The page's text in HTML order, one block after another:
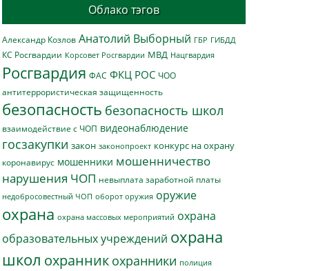
Облако тэгов
Александр Козлов Анатолий Выборный ГБР ГИБДД
КС Росгвардии Корсовет Росгвардии МВД Нацгвардия
Росгвардия ФАС ФКЦ РОС ЧОО
антитеррористическая защищенность
безопасность безопасность школ
взаимодействие с ЧОП видеонаблюдение
госзакупки закон законопроект конкурс на охрану
коронавирус мошенники мошенничество
нарушения ЧОП невыплата заработной платы
недобросовестный ЧОП оборот оружия оружие
охрана охрана массовых мероприятий охрана
образовательных учреждений охрана
школ охранник охранники полиция